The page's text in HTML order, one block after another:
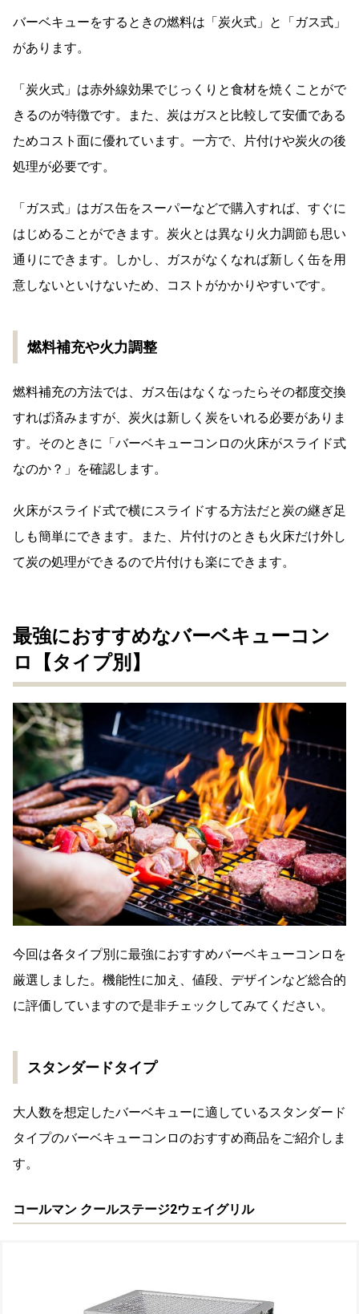
バーベキューをするときの燃料は「炭火式」と「ガス式」
があります。
「炭火式」は赤外線効果でじっくりと食材を焼くことがで
きるのが特徴です。また、炭はガスと比較して安価である
ためコスト面に優れています。一方で、片付けや炭火の後
処理が必要です。
「ガス式」はガス缶をスーパーなどで購入すれば、すぐに
はじめることができます。炭火とは異なり火力調節も思い
通りにできます。しかし、ガスがなくなれば新しく缶を用
意しないといけないため、コストがかかりやすいです。
燃料補充や火力調整
燃料補充の方法では、ガス缶はなくなったらその都度交換
すれば済みますが、炭火は新しく炭をいれる必要がありま
す。そのときに「バーベキューコンロの火床がスライド式
なのか？」を確認します。
火床がスライド式で横にスライドする方法だと炭の継ぎ足
しも簡単にできます。また、片付けのときも火床だけ外し
て炭の処理ができるので片付けも楽にできます。
最強におすすめなバーベキューコン
ロ【タイプ別】
今回は各タイプ別に最強におすすめバーベキューコンロを
厳選しました。機能性に加え、値段、デザインなど総合的
に評価していますので是非チェックしてみてください。
スタンダードタイプ
大人数を想定したバーベキューに適しているスタンダード
タイプのバーベキューコンロのおすすめ商品をご紹介しま
す。
コールマン クールステージ2ウェイグリル